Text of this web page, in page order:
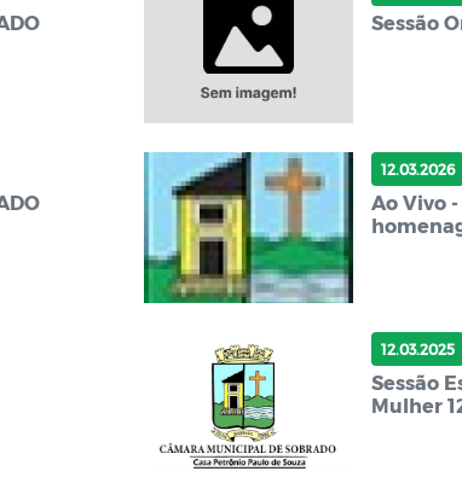
Sessão
12.03.2026
Ao Vivo
12.03.2025
Sessão
Mulher